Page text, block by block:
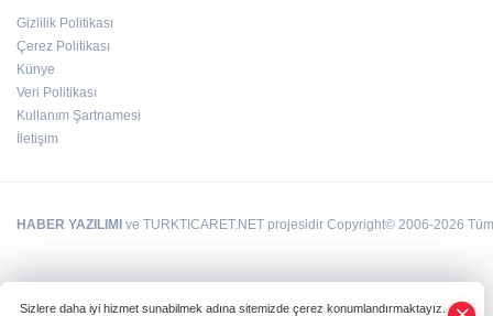
Gizlilik Politikası
Çerez Politikası
Künye
Veri Politikası
Kullanım Şartnamesi
İletişim
HABER YAZILIMI ve TURKTICARET.NET projesidir Copyright© 2006-2026 Tüm
Sizlere daha iyi hizmet sunabilmek adına sitemizde çerez konumlandırmaktayız.